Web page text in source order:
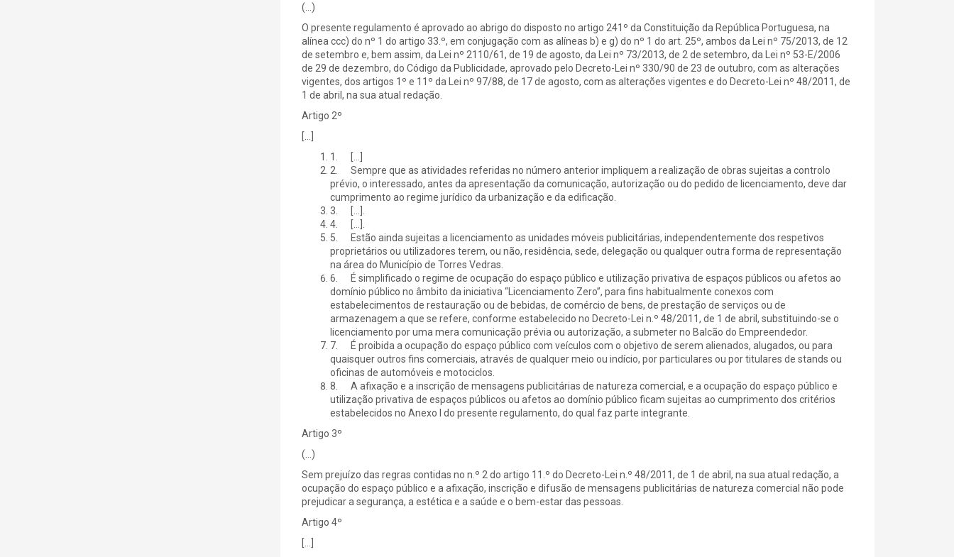
(…)
O presente regulamento é aprovado ao abrigo do disposto no artigo 241º da Constituição da República Portuguesa, na
alínea ccc) do nº 1 do artigo 33.º, em conjugação com as alíneas b) e g) do nº 1 do art. 25º, ambos da Lei nº 75/2013, de 12
de setembro e, bem assim, da Lei nº 2110/61, de 19 de agosto, da Lei nº 73/2013, de 2 de setembro, da Lei nº 53-E/2006
de 29 de dezembro, do Código da Publicidade, aprovado pelo Decreto-Lei nº 330/90 de 23 de outubro, com as alterações
vigentes, dos artigos 1º e 11º da Lei nº 97/88, de 17 de agosto, com as alterações vigentes e do Decreto-Lei nº 48/2011, de
1 de abril, na sua atual redação.
Artigo 2º
1. […]
2. Sempre que as atividades referidas no número anterior impliquem a realização de obras sujeitas a controlo
prévio, o interessado, antes da apresentação da comunicação, autorização ou do pedido de licenciamento, deve dar
cumprimento ao regime jurídico da urbanização e da edificação.
3. […].
4. […].
5. Estão ainda sujeitas a licenciamento as unidades móveis publicitárias, independentemente dos respetivos
proprietários ou utilizadores terem, ou não, residência, sede, delegação ou qualquer outra forma de representação
na área do Município de Torres Vedras.
6. É simplificado o regime de ocupação do espaço público e utilização privativa de espaços públicos ou afetos ao
domínio público no âmbito da iniciativa “Licenciamento Zero”, para fins habitualmente conexos com
estabelecimentos de restauração ou de bebidas, de comércio de bens, de prestação de serviços ou de
armazenagem a que se refere, conforme estabelecido no Decreto-Lei n.º 48/2011, de 1 de abril, substituindo-se o
licenciamento por uma mera comunicação prévia ou autorização, a submeter no Balcão do Empreendedor.
7. É proibida a ocupação do espaço público com veículos com o objetivo de serem alienados, alugados, ou para
quaisquer outros fins comerciais, através de qualquer meio ou indício, por particulares ou por titulares de stands ou
oficinas de automóveis e motociclos.
8. A afixação e a inscrição de mensagens publicitárias de natureza comercial, e a ocupação do espaço público e
utilização privativa de espaços públicos ou afetos ao domínio público ficam sujeitas ao cumprimento dos critérios
estabelecidos no Anexo I do presente regulamento, do qual faz parte integrante.
Artigo 3º
(…)
Sem prejuízo das regras contidas no n.º 2 do artigo 11.º do Decreto-Lei n.º 48/2011, de 1 de abril, na sua atual redação, a
ocupação do espaço público e a afixação, inscrição e difusão de mensagens publicitárias de natureza comercial não pode
prejudicar a segurança, a estética e a saúde e o bem-estar das pessoas.
Artigo 4º